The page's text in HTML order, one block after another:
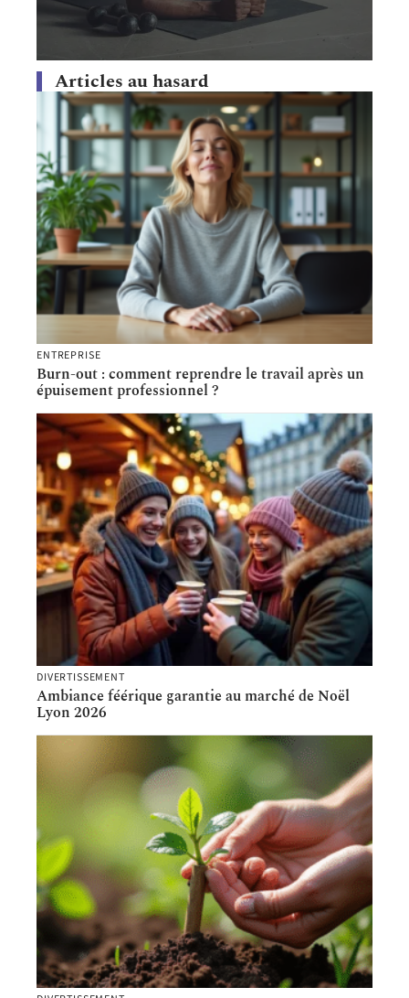
Articles au hasard
ENTREPRISE
Burn-out : comment reprendre le travail après un
épuisement professionnel ?
DIVERTISSEMENT
Ambiance féérique garantie au marché de Noël
Lyon 2026